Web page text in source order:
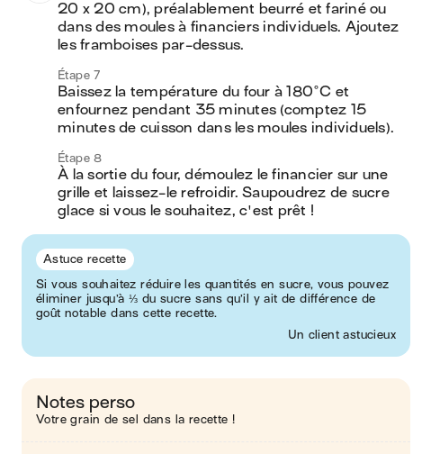
20 x 20 cm), préalablement beurré et fariné ou
dans des moules à financiers individuels. Ajoutez
les framboises par-dessus.
Étape 7
Baissez la température du four à 180°C et
enfournez pendant 35 minutes (comptez 15
minutes de cuisson dans les moules individuels).
Étape 8
À la sortie du four, démoulez le financier sur une
grille et laissez-le refroidir. Saupoudrez de sucre
glace si vous le souhaitez, c'est prêt !
Astuce recette
Si vous souhaitez réduire les quantités en sucre, vous pouvez
éliminer jusqu’à ⅓ du sucre sans qu’il y ait de différence de
goût notable dans cette recette.
Un client astucieux
Notes perso
Votre grain de sel dans la recette !